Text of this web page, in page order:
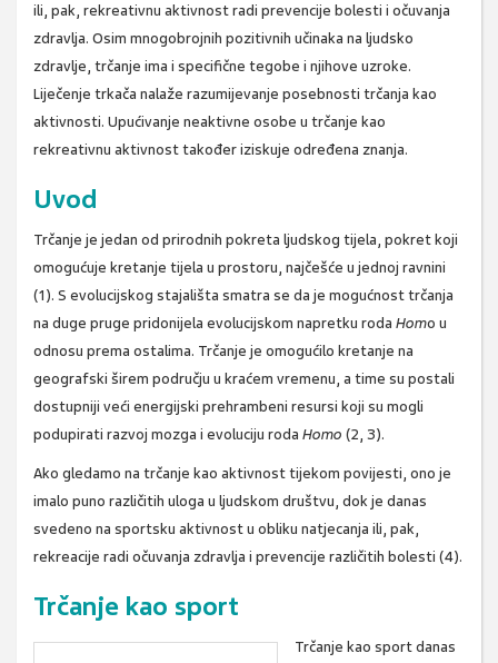
ili, pak, rekreativnu aktivnost radi prevencije bolesti i očuvanja
zdravlja. Osim mnogobrojnih pozitivnih učinaka na ljudsko
zdravlje, trčanje ima i specifične tegobe i njihove uzroke.
Liječenje trkača nalaže razumijevanje posebnosti trčanja kao
aktivnosti. Upućivanje neaktivne osobe u trčanje kao
rekreativnu aktivnost također iziskuje određena znanja.
Uvod
Trčanje je jedan od prirodnih pokreta ljudskog tijela, pokret koji
omogućuje kretanje tijela u prostoru, najčešće u jednoj ravnini
(1). S evolucijskog stajališta smatra se da je mogućnost trčanja
na duge pruge pridonijela evolucijskom napretku roda Homo u
odnosu prema ostalima. Trčanje je omogućilo kretanje na
geografski širem području u kraćem vremenu, a time su postali
dostupniji veći energijski prehrambeni resursi koji su mogli
podupirati razvoj mozga i evoluciju roda Homo (2, 3).
Ako gledamo na trčanje kao aktivnost tijekom povijesti, ono je
imalo puno različitih uloga u ljudskom društvu, dok je danas
svedeno na sportsku aktivnost u obliku natjecanja ili, pak,
rekreacije radi očuvanja zdravlja i prevencije različitih bolesti (4).
Trčanje kao sport
Trčanje kao sport danas